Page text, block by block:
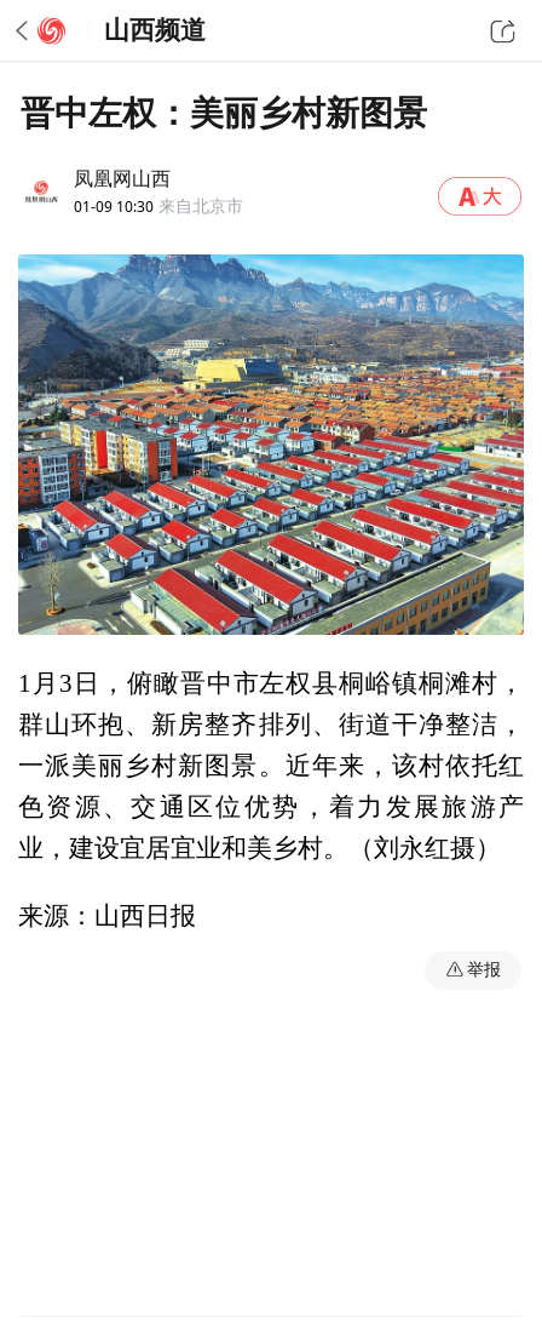
山西频道
晋中左权：美丽乡村新图景
凤凰网山西
01-09 10:30 来自北京市
1月3日，俯瞰晋中市左权县桐峪镇桐滩村，
群山环抱、新房整齐排列、街道干净整洁，
一派美丽乡村新图景。近年来，该村依托红
色资源、交通区位优势，着力发展旅游产
业，建设宜居宜业和美乡村。（刘永红摄）
来源：山西日报
举报